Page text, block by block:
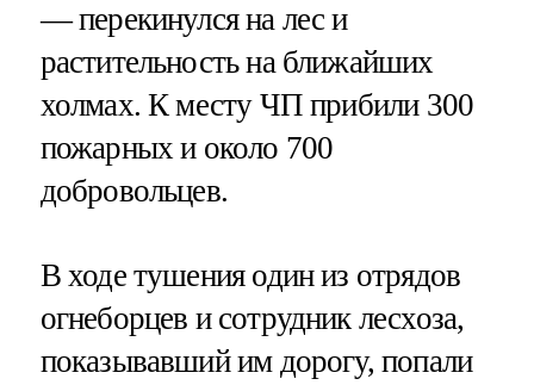
— перекинулся на лес и
растительность на ближайших
холмах. К месту ЧП прибили 300
пожарных и около 700
добровольцев.
В ходе тушения один из отрядов
огнеборцев и сотрудник лесхоза,
показывавший им дорогу, попали